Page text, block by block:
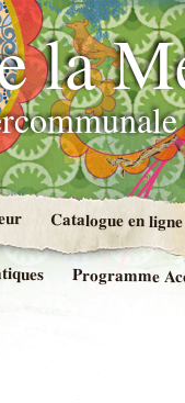
la
Catalogue en
Programme